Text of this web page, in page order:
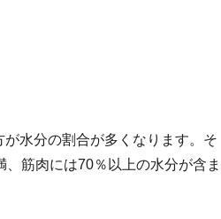
水分の割合が多くなります。そ
筋肉には70％以上の水分が含ま